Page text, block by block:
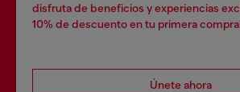
disfruta de beneficios y experiencias
10% de descuento en tu primera
Únete ahora